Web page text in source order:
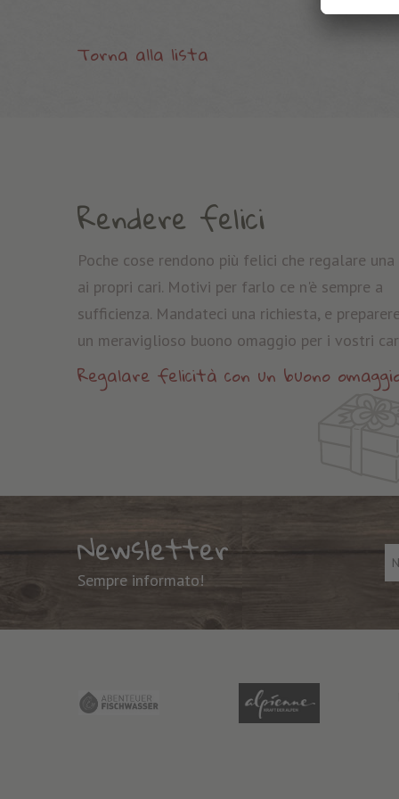
Torna alla lista
Rendere felici
Poche cose rendono più felici che regalare
ai propri cari. Motivi per farlo ce n'è sempre a
sufficienza. Mandateci una richiesta, e
un meraviglioso buono omaggio per i vostri
Regalare felicità con un buono
Newsletter
Sempre informato!